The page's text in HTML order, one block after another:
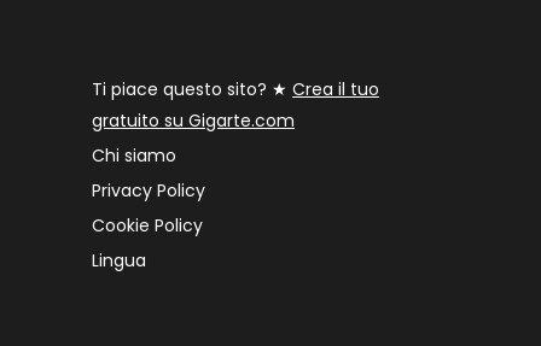
Ti piace questo sito? ★ Crea il tuo
gratuito su Gigarte.com
Chi siamo
Privacy Policy
Cookie Policy
Lingua